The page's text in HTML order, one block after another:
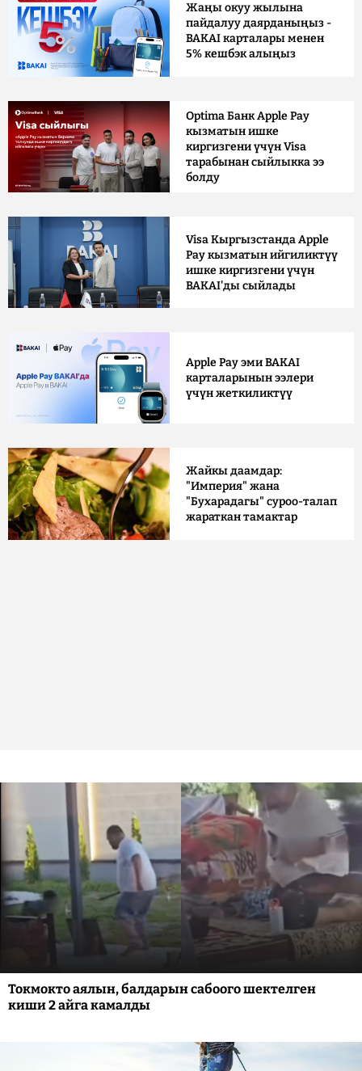
Жаңы окуу жылына
пайдалуу даярданыңыз -
BAKAI карталары менен
5% кешбэк алыңыз
Optima Банк Apple Pay
кызматын ишке
киргизгени үчүн Visa
тарабынан сыйлыкка ээ
болду
Visa Кыргызстанда Apple
Pay кызматын ийгиликтүү
ишке киргизгени үчүн
BAKAI'ды сыйлады
Apple Pay эми BAKAI
карталарынын ээлери
үчүн жеткиликтүү
Жайкы даамдар:
"Империя" жана
"Бухарадагы" суроо-талап
жараткан тамактар
Токмокто аялын, балдарын сабоого шектелген
киши 2 айга камалды